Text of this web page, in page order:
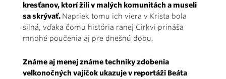
kresťanov, ktorí žili v malých komunitách a museli
sa skrývať. Napriek tomu ich viera v Krista bola
silná, vďaka čomu história ranej Cirkvi prináša
mnohé poučenia aj pre dnešnú dobu.
Známe aj menej známe techniky zdobenia
veľkonočných vajíčok ukazuje v reportáži Beáta